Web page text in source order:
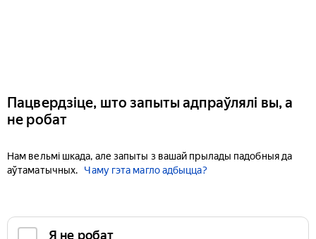
Пацвердзіце, што запыты адпраўлялі вы, а
не робат
Нам вельмі шкада, але запыты з вашай прылады падобныя да
аўтаматычных.
Чаму гэта магло адбыцца?
Я не робат